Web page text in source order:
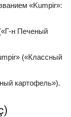
«Kumpir»:
н Печеный
(«Классный
картофель»).